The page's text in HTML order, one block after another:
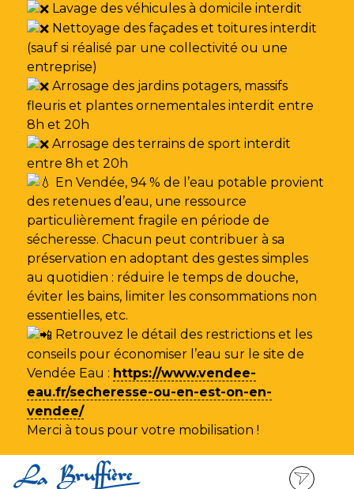
Lavage des véhicules à domicile interdit
Nettoyage des façades et toitures interdit
(sauf si réalisé par une collectivité ou une
entreprise)
Arrosage des jardins potagers, massifs
fleuris et plantes ornementales interdit entre
8h et 20h
Arrosage des terrains de sport interdit
entre 8h et 20h
En Vendée, 94 % de l’eau potable provient
des retenues d’eau, une ressource
particulièrement fragile en période de
sécheresse. Chacun peut contribuer à sa
préservation en adoptant des gestes simples
au quotidien : réduire le temps de douche,
éviter les bains, limiter les consommations non
essentielles, etc.
Retrouvez le détail des restrictions et les
conseils pour économiser l’eau sur le site de
Vendée Eau : https://www.vendee-
eau.fr/secheresse-ou-en-est-on-en-
vendee/
Merci à tous pour votre mobilisation !
au
au